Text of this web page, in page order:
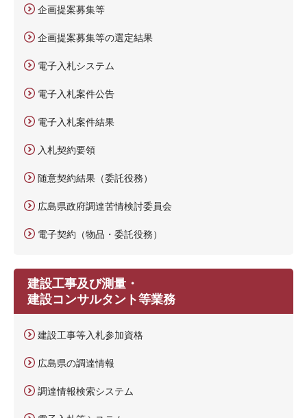
企画提案募集等
企画提案募集等の選定結果
電子入札システム
電子入札案件公告
電子入札案件結果
入札契約要領
随意契約結果（委託役務）
広島県政府調達苦情検討委員会
電子契約（物品・委託役務）
建設工事及び測量・
建設コンサルタント等業務
建設工事等入札参加資格
広島県の調達情報
調達情報検索システム